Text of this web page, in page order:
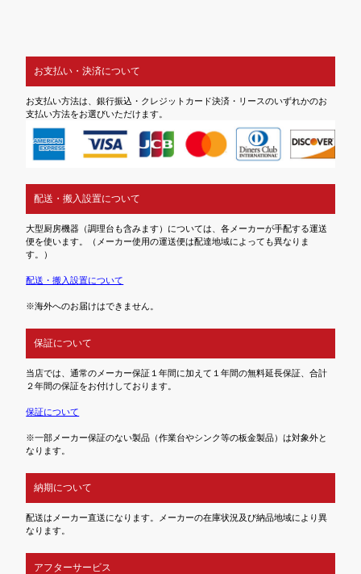
お支払い・決済について
お支払い方法は、銀行振込・クレジットカード決済・リースのいずれかのお
支払い方法をお選びいただけます。
配送・搬入設置について
大型厨房機器（調理台も含みます）については、各メーカーが手配する運送
便を使います。（メーカー使用の運送便は配達地域によっても異なりま
す。）
配送・搬入設置について
※海外へのお届けはできません。
保証について
当店では、通常のメーカー保証１年間に加えて１年間の無料延長保証、合計
２年間の保証をお付けしております。
保証について
※一部メーカー保証のない製品（作業台やシンク等の板金製品）は対象外と
なります。
納期について
配送はメーカー直送になります。メーカーの在庫状況及び納品地域により異
なります。
アフターサービス